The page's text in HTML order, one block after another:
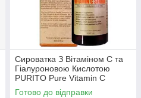
Сироватка З Вітаміном С та
Гіалуроновою Кислотою
PURITO Pure Vitamin C
Serum (60ml)
Готово до відправки